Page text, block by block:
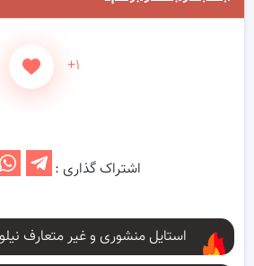
+۱
اشتراک گذاری :
استایل منشوری و غیر متعارف نیلو